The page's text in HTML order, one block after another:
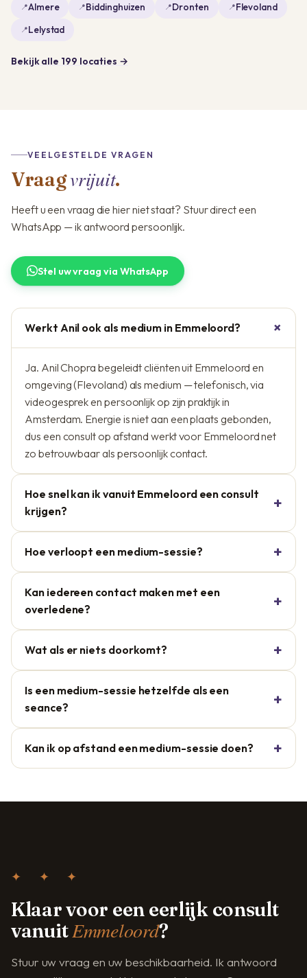
Almere Biddinghuizen Dronten
Flevoland
Lelystad
Bekijk alle 199 locaties →
VEELGESTELDE VRAGEN
Vraagvrijuit.
Heeft u een vraag die hier niet staat? Stuur direct een
WhatsApp — ik antwoord persoonlijk.
Stel uw vraag via WhatsApp
Werkt Anil ook als medium in Emmeloord?
Ja. Anil Chopra begeleidt cliënten uit Emmeloord en
omgeving (Flevoland) als medium — telefonisch, via
videogesprek en persoonlijk op zijn praktijk in
Amsterdam. Energie is niet aan een plaats gebonden,
dus een consult op afstand werkt voor Emmeloord net
zo betrouwbaar als persoonlijk contact.
Hoe snel kan ik vanuit Emmeloord een consult
krijgen?
Hoe verloopt een medium-sessie?
Kan iedereen contact maken met een
overledene?
Wat als er niets doorkomt?
Is een medium-sessie hetzelfde als een
seance?
Kan ik op afstand een medium-sessie doen?
✦ ✦ ✦
Klaar voor een eerlijk consult
vanuitEmmeloord?
Stuur uw vraag en uw beschikbaarheid. Ik antwoord